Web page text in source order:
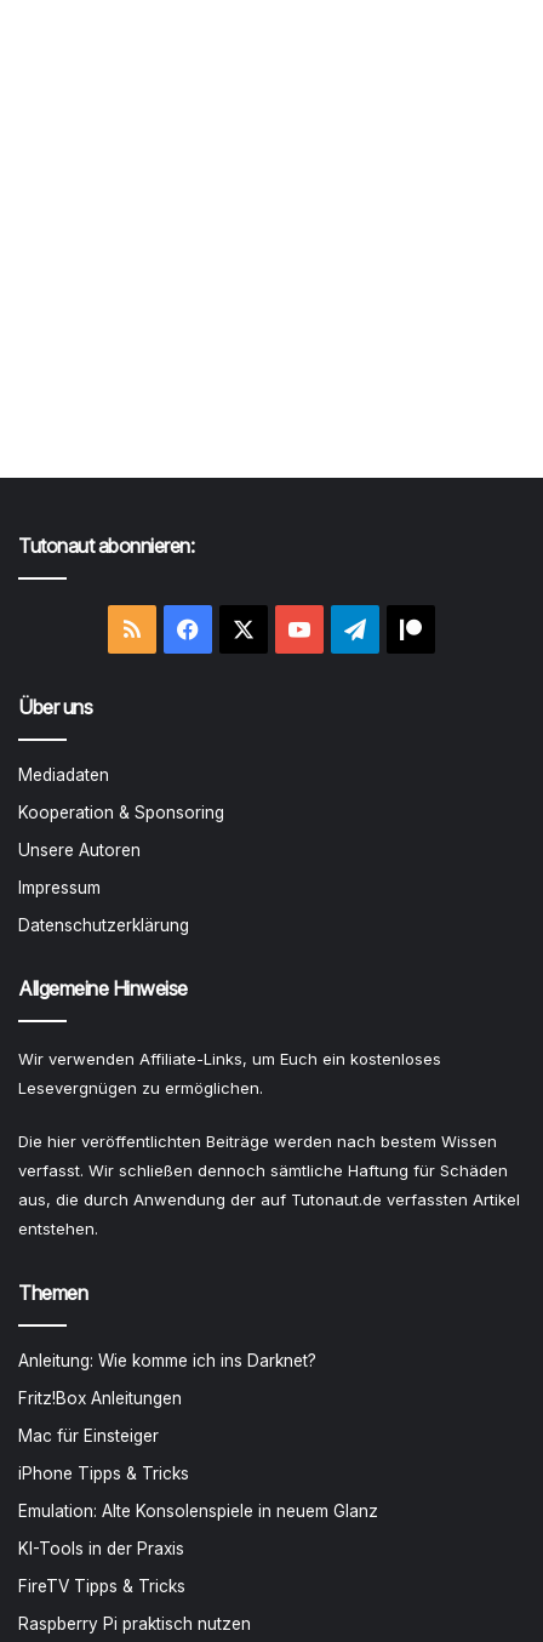
Tutonaut abonnieren:
RSS Facebook YouTubeTelegram
Über uns
Mediadaten
Kooperation & Sponsoring
Unsere Autoren
Impressum
Datenschutzerklärung
Allgemeine Hinweise
Wir verwenden Affiliate-Links, um Euch ein kostenloses
Lesevergnügen zu ermöglichen.
Die hier veröffentlichten Beiträge werden nach bestem Wissen
verfasst. Wir schließen dennoch sämtliche Haftung für Schäden
aus, die durch Anwendung der auf Tutonaut.de verfassten Artikel
entstehen.
Themen
Anleitung: Wie komme ich ins Darknet?
Fritz!Box Anleitungen
Mac für Einsteiger
iPhone Tipps & Tricks
Emulation: Alte Konsolenspiele in neuem Glanz
KI-Tools in der Praxis
FireTV Tipps & Tricks
Raspberry Pi praktisch nutzen